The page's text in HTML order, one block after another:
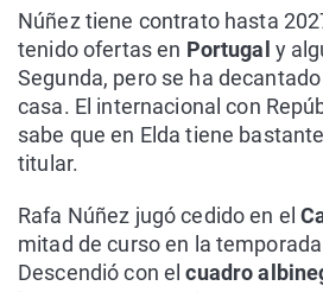
Núñez tiene contrato hasta
tenido ofertas en Portugal y
Segunda, pero se ha
casa. El internacional con
sabe que en Elda tiene
titular.
Rafa Núñez jugó cedido en el
mitad de curso en la
Descendió con elcuadro